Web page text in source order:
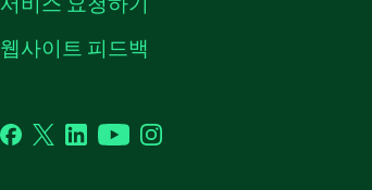
웹사이트 피드백
Facebook
TwitterLinkedInYouTubeInstagram